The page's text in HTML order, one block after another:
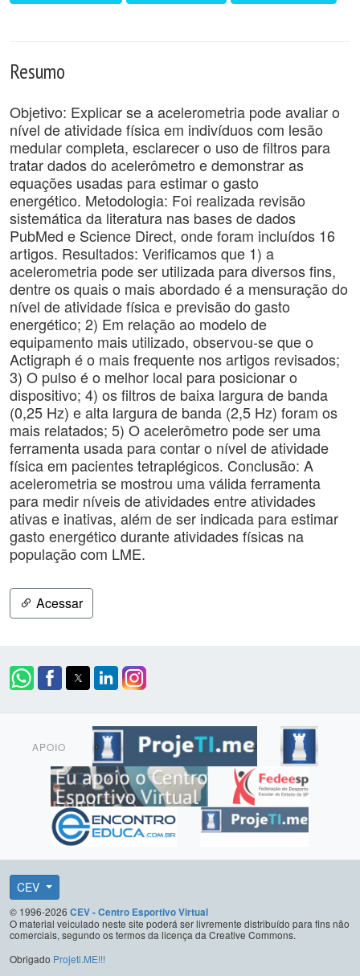
Resumo
Objetivo: Explicar se a acelerometria pode avaliar o
nível de atividade física em indivíduos com lesão
medular completa, esclarecer o uso de filtros para
tratar dados do acelerômetro e demonstrar as
equações usadas para estimar o gasto
energético. Metodologia: Foi realizada revisão
sistemática da literatura nas bases de dados
PubMed e Science Direct, onde foram incluídos 16
artigos. Resultados: Verificamos que 1) a
acelerometria pode ser utilizada para diversos fins,
dentre os quais o mais abordado é a mensuração do
nível de atividade física e previsão do gasto
energético; 2) Em relação ao modelo de
equipamento mais utilizado, observou-se que o
Actigraph é o mais frequente nos artigos revisados;
3) O pulso é o melhor local para posicionar o
dispositivo; 4) os filtros de baixa largura de banda
(0,25 Hz) e alta largura de banda (2,5 Hz) foram os
mais relatados; 5) O acelerômetro pode ser uma
ferramenta usada para contar o nível de atividade
física em pacientes tetraplégicos. Conclusão: A
acelerometria se mostrou uma válida ferramenta
para medir níveis de atividades entre atividades
ativas e inativas, além de ser indicada para estimar
gasto energético durante atividades físicas na
população com LME.
Acessar
APOIO
CEV
© 1996-2026 CEV - Centro Esportivo Virtual
O material veiculado neste site poderá ser livremente distribuído para fins não
comerciais, segundo os termos da licença da Creative Commons.
Obrigado Projeti.ME!!!